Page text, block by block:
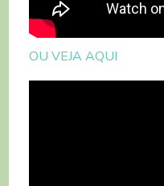
OU VEJA AQUI